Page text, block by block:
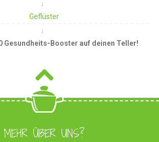
Geflüster
Gesundheits-Booster auf deinen Teller!
MEHR ÜBER UNS?